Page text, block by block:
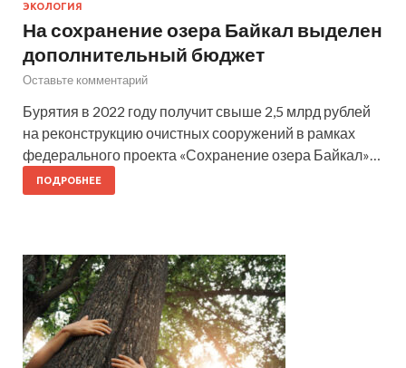
ЭКОЛОГИЯ
На сохранение озера Байкал выделен
дополнительный бюджет
Оставьте комментарий
Бурятия в 2022 году получит свыше 2,5 млрд рублей
на реконструкцию очистных сооружений в рамках
федерального проекта «Сохранение озера Байкал»…
ПОДРОБНЕЕ